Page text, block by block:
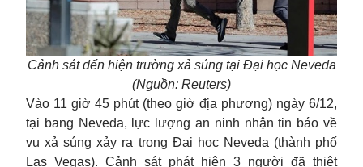
Cảnh sát đến hiện trường xả súng tại Đại học Neveda
(Nguồn: Reuters)
Vào 11 giờ 45 phút (theo giờ địa phương) ngày 6/12,
tại bang Neveda, lực lượng an ninh nhận tin báo về
vụ xả súng xảy ra trong Đại học Neveda (thành phố
Las Vegas). Cảnh sát phát hiện 3 người đã thiệt